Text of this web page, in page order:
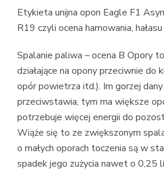
Etykieta unijna opon Eagle F1
R19 czyli ocena hamowania,
Spalanie paliwa – ocena B Opory
działające na opony przeciwnie do
opór powietrza itd.). Im gorzej
przeciwstawia, tym ma większe
potrzebuje więcej energii do
Wiąże się to ze zwiększonym
o małych oporach toczenia są w
spadek jego zużycia nawet o 0,25